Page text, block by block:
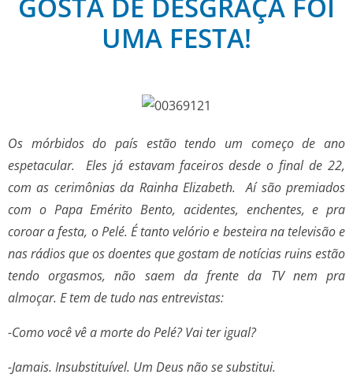
GOSTA DE DESGRAÇA FOI
UMA FESTA!
Os mórbidos do país estão tendo um começo de ano
espetacular. Eles já estavam faceiros desde o final de 22,
com as cerimônias da Rainha Elizabeth. Aí são premiados
com o Papa Emérito Bento, acidentes, enchentes, e pra
coroar a festa, o Pelé. É tanto velório e besteira na televisão e
nas rádios que os doentes que gostam de notícias ruins estão
tendo orgasmos, não saem da frente da TV nem pra
almoçar. E tem de tudo nas entrevistas:
-Como você vê a morte do Pelé? Vai ter igual?
-Jamais. Insubstituível. Um Deus não se substitui.